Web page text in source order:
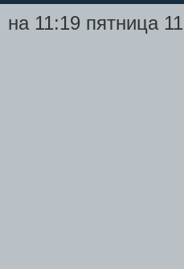
на 11:19 пятница